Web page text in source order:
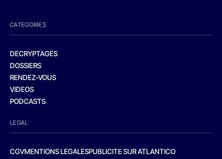
CATEGORIES
DECRYPTAGES
DOSSIERS
RENDEZ-VOUS
VIDEOS
PODCASTS
LEGAL
CGVMENTIONS LEGALESPUBLICITE SUR ATLANTICO